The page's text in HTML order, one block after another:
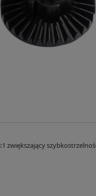
zwiększający